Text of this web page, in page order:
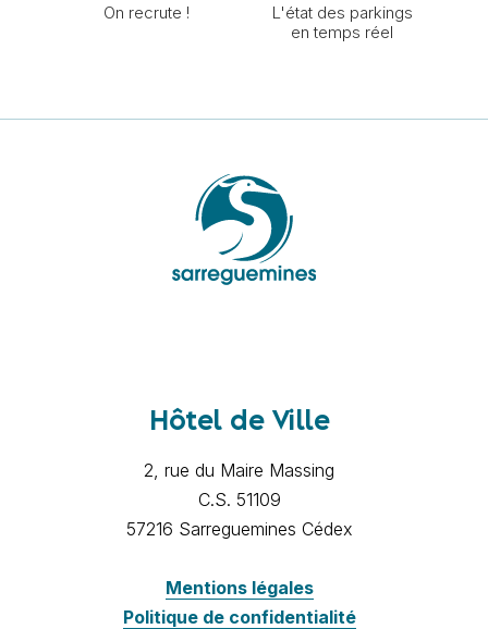
On recrute !
L'état des parkings
en temps réel
Hôtel de Ville
2, rue du Maire Massing
C.S. 51109
57216 Sarreguemines Cédex
Mentions légales
Politique de confidentialité